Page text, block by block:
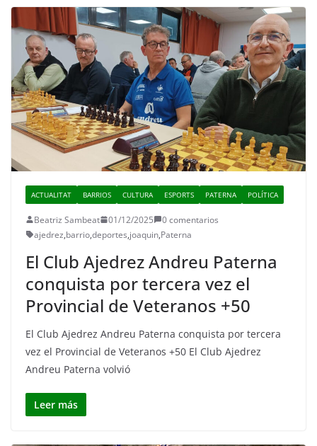
ACTUALITAT BARRIOS CULTURA ESPORTS PATERNA POLÍTICA
Beatriz Sambeat 01/12/2025
0 comentarios
ajedrez,barrio,deportes,joaquin,Paterna
El Club Ajedrez Andreu Paterna
conquista por tercera vez el
Provincial de Veteranos +50
El Club Ajedrez Andreu Paterna conquista por tercera
vez el Provincial de Veteranos +50 El Club Ajedrez
Andreu Paterna volvió
Leer más